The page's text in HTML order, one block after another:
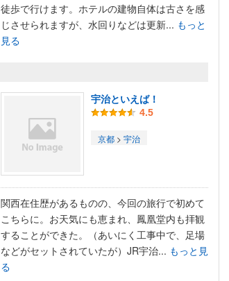
徒歩で行けます。ホテルの建物自体は古さを感
じさせられますが、水回りなどは更新... もっと
見る
宇治といえば！
4.5
京都 > 宇治
関西在住歴があるものの、今回の旅行で初めて
こちらに。お天気にも恵まれ、鳳凰堂内も拝観
することができた。（あいにく工事中で、足場
などがセットされていたが）JR宇治... もっと見
る